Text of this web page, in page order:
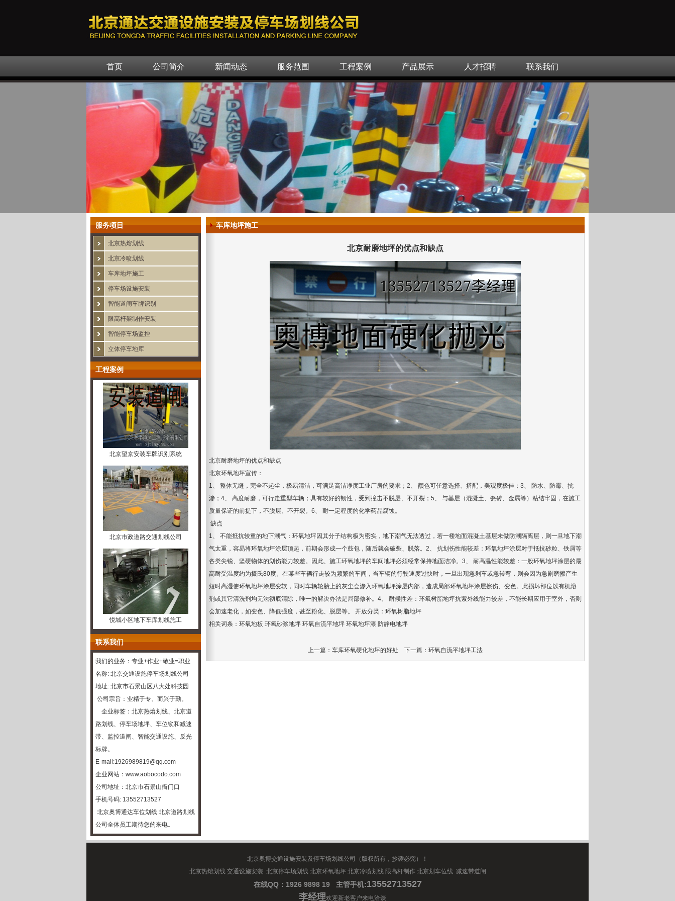
首页 公司简介 新闻动态 服务范围 工程案例 产品展示 人才招聘 联系我们
服务项目
北京热熔划线
北京冷喷划线
车库地坪施工
停车场设施安装
智能道闸车牌识别
限高杆架制作安装
智能停车场监控
立体停车地库
工程案例
北京望京安装车牌识别系统
北京市政道路交通划线公司
悦城小区地下车库划线施工
联系我们
我们的业务：专业+作业+敬业=职业
名称: 北京交通设施停车场划线公司
地址: 北京市石景山区八大处科技园
公司宗旨：业精于专、而兴于勤。
企业标签： 北京热熔划线、 北京道
路划线、 停车场地坪、车位锁和减速
带、监控道闸、智能交通设施、反光
标牌。
E-mail:1926989819@qq.com
企业网站： www.aobocodo.com
公司地址：北京市石景山衙门口
手机号码: 13552713527
北京奥博通达车位划线 北京道路划线
公司全体员工期待您的来电。
车库地坪施工
北京耐磨地坪的优点和缺点
北京耐磨地坪的优点和缺点
北京环氧地坪宣传：
1、 整体无缝，完全不起尘，极易清洁，可满足高洁净度工业厂房的要求；2、 颜色可任意选择、搭配，美观度极佳；3、 防水、防霉、抗
渗；4、 高度耐磨，可行走重型车辆；具有较好的韧性，受到撞击不脱层、不开裂；5、 与基层（混凝土、瓷砖、金属等）粘结牢固，在施工
质量保证的前提下，不脱层、不开裂。6、 耐一定程度的化学药品腐蚀。
缺点
1、 不能抵抗较重的地下潮气：环氧地坪因其分子结构极为密实，地下潮气无法透过，若一楼地面混凝土基层未做防潮隔离层，则一旦地下潮
气太重，容易将环氧地坪涂层顶起，前期会形成一个鼓包，随后就会破裂、脱落。2、 抗划伤性能较差：环氧地坪涂层对于抵抗砂粒、铁屑等
各类尖锐、坚硬物体的划伤能力较差。因此、施工环氧地坪的车间地坪必须经常保持地面洁净。3、 耐高温性能较差：一般环氧地坪涂层的最
高耐受温度约为摄氏80度。在某些车辆行走较为频繁的车间，当车辆的行驶速度过快时，一旦出现急刹车或急转弯，则会因为急剧磨擦产生
短时高湿使环氧地坪涂层变软，同时车辆轮胎上的灰尘会渗入环氧地坪涂层内部，造成局部环氧地坪涂层擦伤、变色。此损坏部位以有机溶
剂或其它清洗剂均无法彻底清除，唯一的解决办法是局部修补。4、 耐候性差：环氧树脂地坪抗紫外线能力较差，不能长期应用于室外，否则
会加速老化，如变色、降低强度，甚至粉化、脱层等。 开放分类：环氧树脂地坪
相关词条：环氧地板 环氧砂浆地坪 环氧自流平地坪 环氧地坪漆 防静电地坪
上一篇： 车库环氧硬化地坪的好处 下一篇： 环氧自流平地坪工法
北京奥博交通设施安装及停车场划线公司（版权所有，抄袭必究）！
北京热熔划线 交通设施安装 北京停车场划线 北京环氧地坪 北京冷喷划线 限高杆制作 北京划车位线 减速带道闸
在线QQ：1926 9898 19 主管手机:13552713527
李经理欢迎新老客户来电洽谈